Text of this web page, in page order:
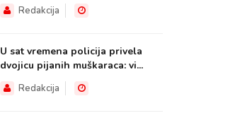
Redakcija
U sat vremena policija privela
dvojicu pijanih muškaraca: vi...
Redakcija